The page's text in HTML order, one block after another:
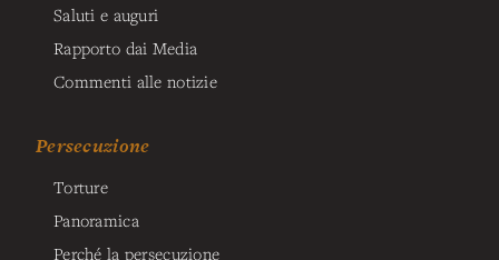
Saluti e auguri
Rapporto dai Media
Commenti alle notizie
Persecuzione
Torture
Panoramica
Perché la persecuzione